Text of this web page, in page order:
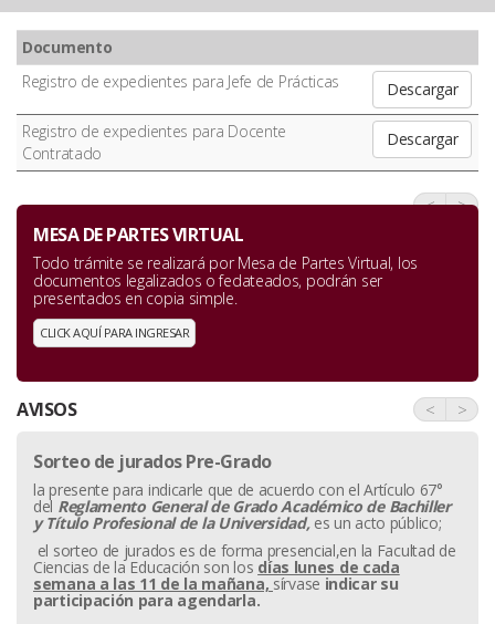
Documento
Registro de expedientes para Jefe de Prácticas
Descargar
Registro de expedientes para Docente
Contratado
Descargar
< >
MESA DE PARTES VIRTUAL
Todo trámite se realizará por Mesa de Partes Virtual, los
documentos legalizados o fedateados, podrán ser
presentados en copia simple.
CLICK AQUÍ PARA INGRESAR
AVISOS < >
Sorteo de jurados Pre-Grado
la presente para indicarle que de acuerdo con el Artículo 67°
del Reglamento General de Grado Académico de Bachiller
yTítulo Profesional de la Universidad, es un acto público;
el sorteo de jurados es de forma presencial,en la Facultad de
Ciencias de la Educación son los días lunes de cada
semana a las 11 de la mañana, sírvase indicar su
participación para agendarla.